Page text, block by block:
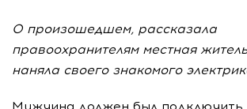
О произошедшем, рассказала
правоохранителям местная
наняла своего знакомого